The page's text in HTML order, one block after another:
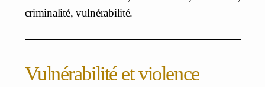
criminalité, vulnérabilité.
Vulnérabilité et violence